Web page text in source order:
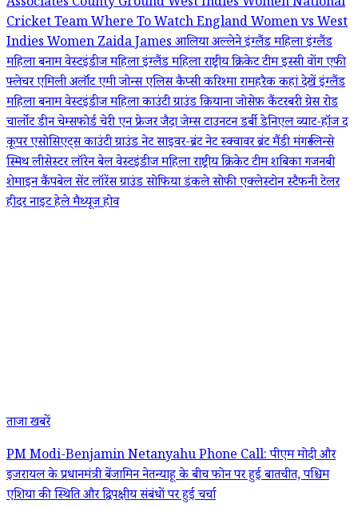
Cricket TeamWhere To Watch England Women vs West
Indies WomenZaida Jamesआलिया अल्लेनेइंग्लैंड महिलाइंग्लैंड
महिला बनाम वेस्टइंडीज महिलाइंग्लैंड महिला राष्ट्रीय क्रिकेट टीमइस्सी वोंगएफी
फ्लेचरएमिली अर्लॉटएमी जोन्सएलिस कैप्सीकरिश्मा रामहरैककहां देखें इंग्लैंड
महिला बनाम वेस्टइंडीज महिलाकाउंटी ग्राउंडक़ियाना जोसेफ़कैंटरबरीग्रेस रोड
चार्लोट डीनचेम्सफोर्डचेरी एन फ्रेजरजैदा जेम्सटाउनटनडर्बीडेनिएल व्याट-हॉजद
कूपर एसोसिएट्स काउंटी ग्राउंडनेट साइवर-ब्रंटनेट स्क्वावर ब्रंटमैंडी मंगरूलिन्से
स्मिथलीसेस्टरलॉरेन बेलवेस्टइंडीज महिला राष्ट्रीय क्रिकेट टीमशबिका गजनबी
शेमाइन कैंपबेलसेंट लॉरेंस ग्राउंडसोफिया डंकलेसोफी एक्लेस्टोनस्टैफनी टेलर
हीदर नाइटहेले मैथ्यूजहोव
ताजा खबरें
PM Modi-Benjamin Netanyahu Phone Call: पीएम मोदी और
इजरायल के प्रधानमंत्री बेंजामिन नेतन्याहू के बीच फोन पर हुई बातचीत, पश्चिम
एशिया की स्थिति और द्विपक्षीय संबंधों पर हुई चर्चा